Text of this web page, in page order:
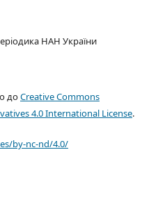
НАН України
доCreative Commons
4.0 International License.
by-nc-nd/4.0/